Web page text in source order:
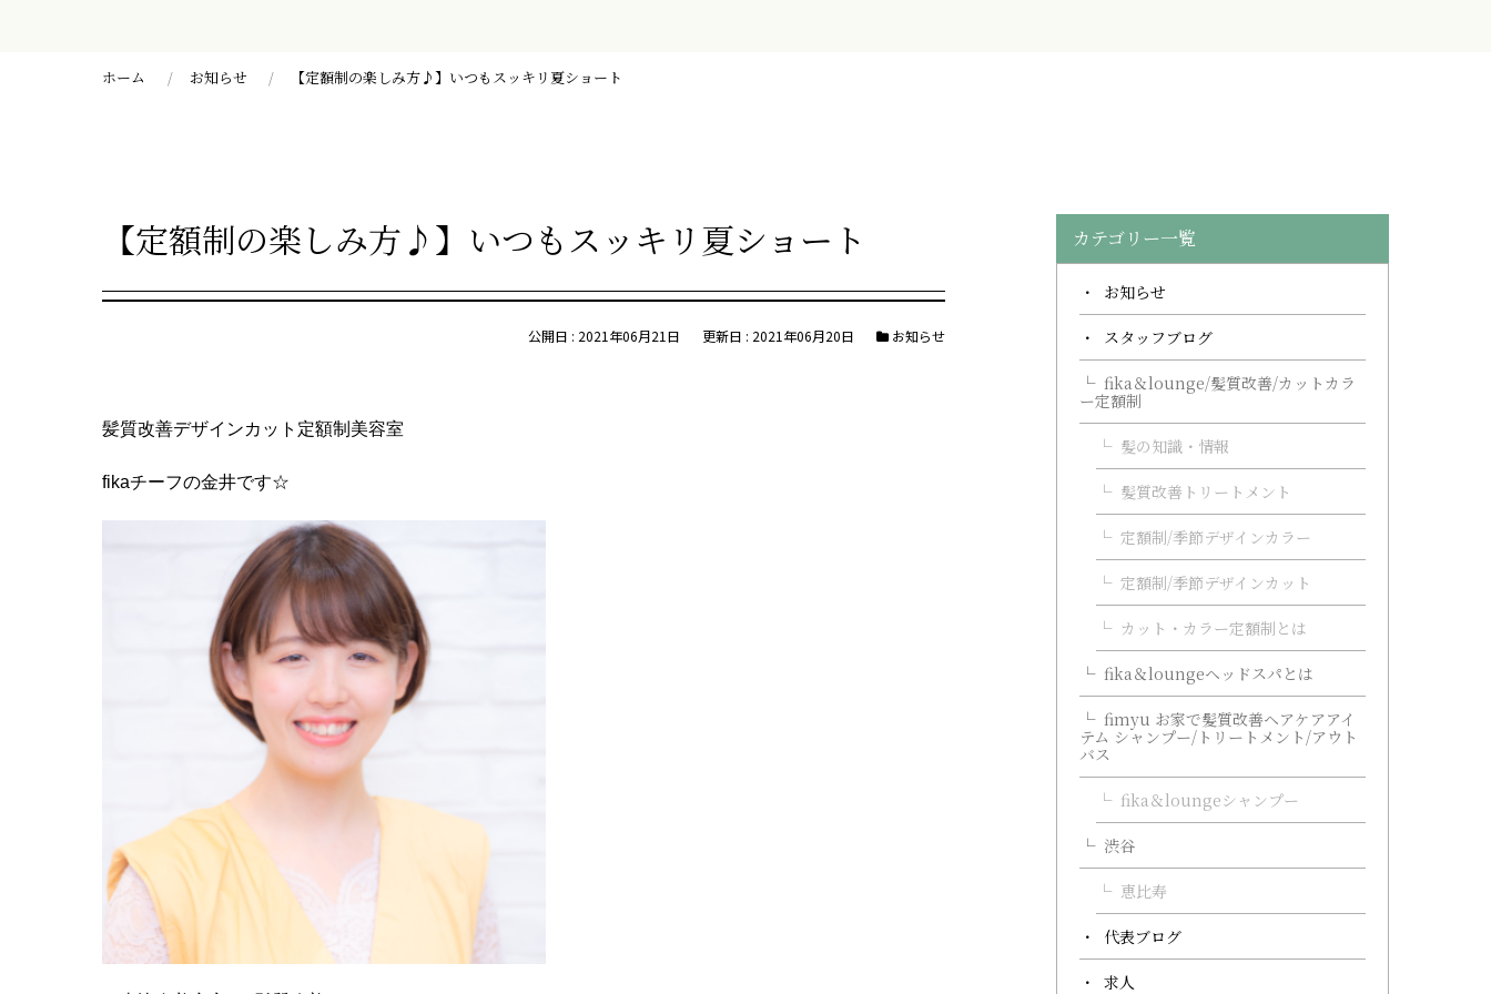
ホーム お知らせ 【定額制の楽しみ方♪】いつもスッキリ夏ショート
【定額制の楽しみ方♪】いつもスッキリ夏ショート
お知らせ
公開日 : 2021年06月21日 更新日 : 2021年06月20日
髪質改善デザインカット定額制美容室
fikaチーフの金井です☆
カテゴリー一覧
お知らせ
スタッフブログ
fika＆lounge/髪質改善/カットカラ
ー定額制
髪の知識・情報
髪質改善トリートメント
定額制/季節デザインカラー
定額制/季節デザインカット
カット・カラー定額制とは
fika＆loungeヘッドスパとは
fimyu お家で髪質改善ヘアケアアイ
テム シャンプー/トリートメント/アウト
バス
fika＆loungeシャンプー
渋谷
恵比寿
代表ブログ
求人